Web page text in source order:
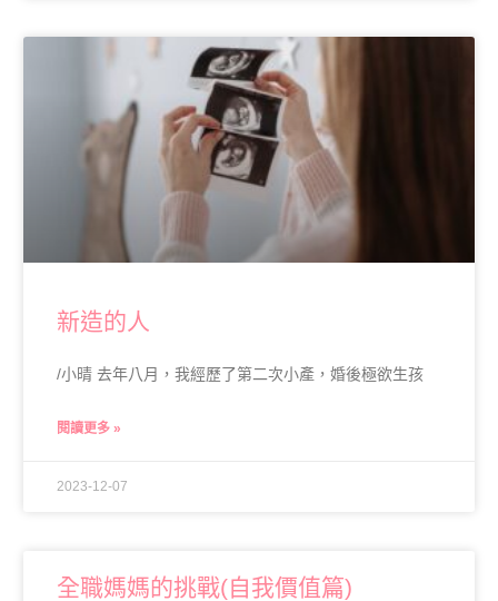
新造的人
/小晴 去年八月，我經歷了第二次小產，婚後極欲生孩
閱讀更多 »
2023-12-07
全職媽媽的挑戰(自我價值篇)